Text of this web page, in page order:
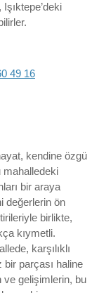
49 16
kendine özgü
mahalledeki
bir araya
değerlerin ön
birlikte,
kıymetli.
karşılıklı
bir parçası haline
ve gelişimlerin, bu